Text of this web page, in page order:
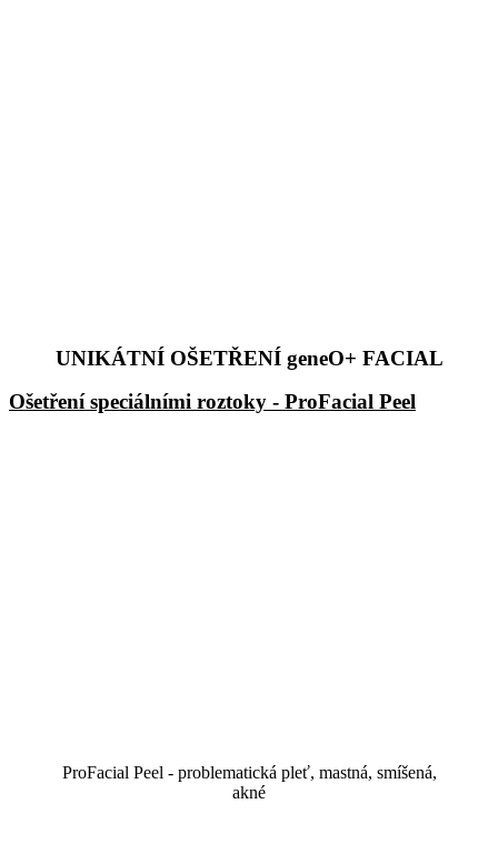
UNIKÁTNÍ OŠETŘENÍ geneO+ FACIAL
Ošetření speciálními roztoky - ProFacial Peel
ProFacial Peel - problematická pleť, mastná, smíšená,
akné